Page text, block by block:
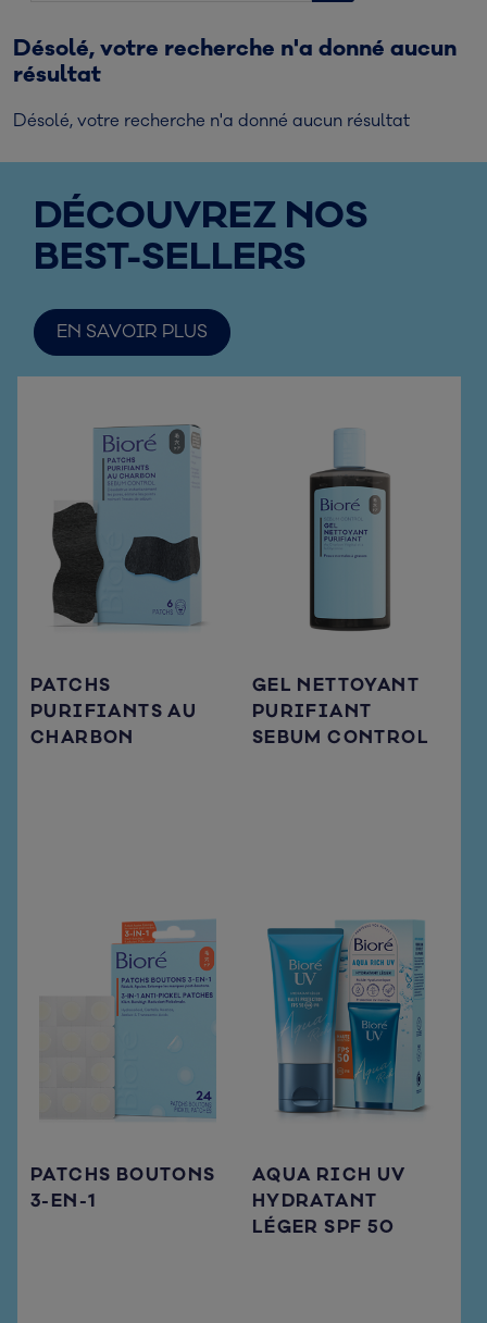
Désolé, votre recherche n'a donné aucun
résultat
Désolé, votre recherche n'a donné aucun résultat
DÉCOUVREZ NOS
BEST-SELLERS
EN SAVOIR PLUS
PATCHS
PURIFIANTS AU
CHARBON
GEL NETTOYANT
PURIFIANT
SEBUM CONTROL
PATCHS BOUTONS
3-EN-1
AQUA RICH UV
HYDRATANT
LÉGER SPF 50